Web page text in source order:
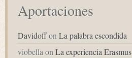
Aportaciones
DavidoffonLa palabra escondida
viobellaonLa experiencia Erasmus